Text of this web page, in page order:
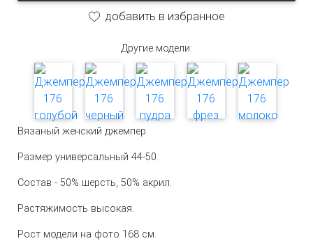
добавить в избранное
Другие модели:
Вязаный женский джемпер.
Размер универсальный 44-50.
Состав - 50% шерсть, 50% акрил.
Растяжимость высокая.
Рост модели на фото 168 см.